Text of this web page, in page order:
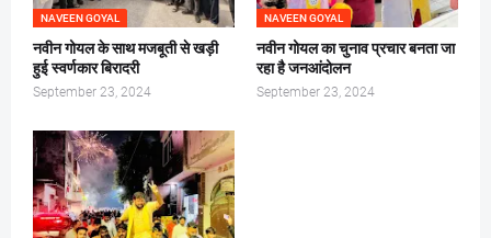
NAVEEN GOYAL
नवीन गोयल के साथ मजबूती से खड़ी
हुई स्वर्णकार बिरादरी
September 23, 2024
NAVEEN GOYAL
नवीन गोयल का चुनाव प्रचार बनता जा
रहा है जनआंदोलन
September 23, 2024